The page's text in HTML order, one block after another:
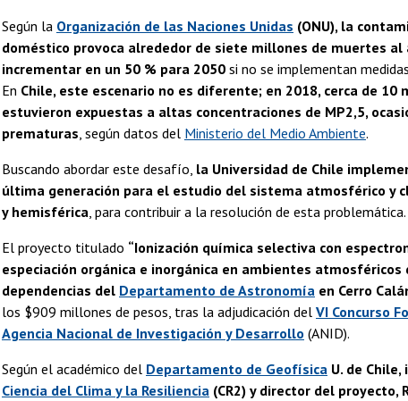
Según la Organización de las Naciones Unidas (ONU), la
doméstico provoca alrededor de siete millones de muertes al
incrementar en un 50 % para 2050 si no se implementan
En Chile, este escenario no es diferente; en 2018, cerca de 10
estuvieron expuestas a altas concentraciones de MP2,5,
prematuras , según datos del Ministerio del Medio Ambiente.
Buscando abordar este desafío, la Universidad de Chile
última generación para el estudio del sistema atmosférico y
y hemisférica , para contribuir a la resolución de esta problemática.
El proyecto titulado “Ionización química selectiva con
especiación orgánica e inorgánica en ambientes atmosféricos
dependencias del Departamento de Astronomía en Cerro
los $909 millones de pesos, tras la adjudicación del VI Concurso
Agencia Nacional de Investigación y Desarrollo (ANID).
Según el académico del Departamento de Geofísica U. de
Ciencia del Clima y la Resiliencia (CR2) y director del proyecto,